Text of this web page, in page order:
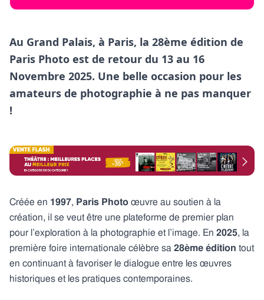
Au Grand Palais, à Paris, la 28ème édition de
Paris Photo est de retour du 13 au 16
Novembre 2025. Une belle occasion pour les
amateurs de photographie à ne pas manquer
!
Créée en 1997, Paris Photo œuvre au soutien à la
création, il se veut être une plateforme de premier plan
pour l’exploration à la photographie et l’image. En 2025, la
première foire internationale célèbre sa 28ème édition tout
en continuant à favoriser le dialogue entre les œuvres
historiques et les pratiques contemporaines.